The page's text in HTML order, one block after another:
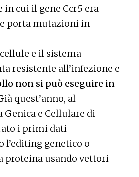
cui il gene Ccr5 era
porta mutazioni in
e il sistema
resistente all’infezione e
non si può eseguire in
quest’anno, al
Genica e Cellulare di
i primi dati
l’editing genetico o
proteina usando vettori